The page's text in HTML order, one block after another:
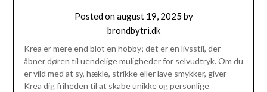
Posted onaugust 19, 2025 by
brondbytri.dk
Krea er mere end blot en hobby; det er en livsstil, der
åbner døren til uendelige muligheder for selvudtryk. Om du
er vild med at sy, hækle, strikke eller lave smykker, giver
Krea dig friheden til at skabe unikke og personlige